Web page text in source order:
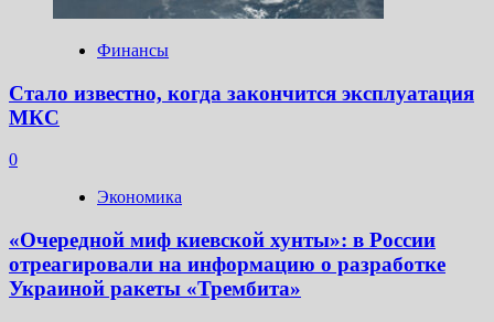
Финансы
Стало известно, когда закончится эксплуатация
МКС
0
Экономика
«Очередной миф киевской хунты»: в России
отреагировали на информацию о разработке
Украиной ракеты «Трембита»